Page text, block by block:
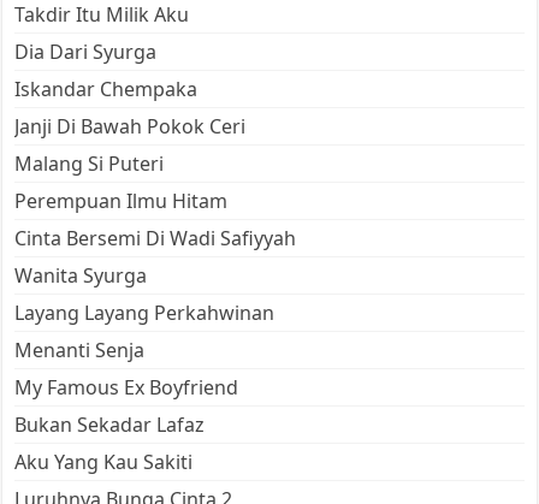
Takdir Itu Milik Aku
Dia Dari Syurga
Iskandar Chempaka
Janji Di Bawah Pokok Ceri
Malang Si Puteri
Perempuan Ilmu Hitam
Cinta Bersemi Di Wadi Safiyyah
Wanita Syurga
Layang Layang Perkahwinan
Menanti Senja
My Famous Ex Boyfriend
Bukan Sekadar Lafaz
Aku Yang Kau Sakiti